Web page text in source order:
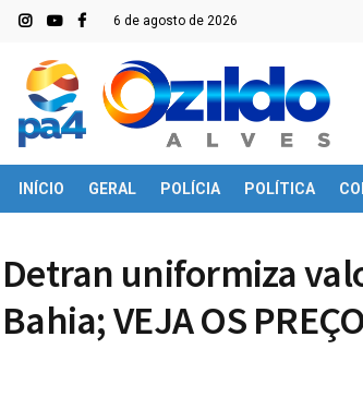
6 de agosto de 2026
INÍCIO GERAL POLÍCIA POLÍTICA
Detran uniformiza
Bahia; VEJA OS